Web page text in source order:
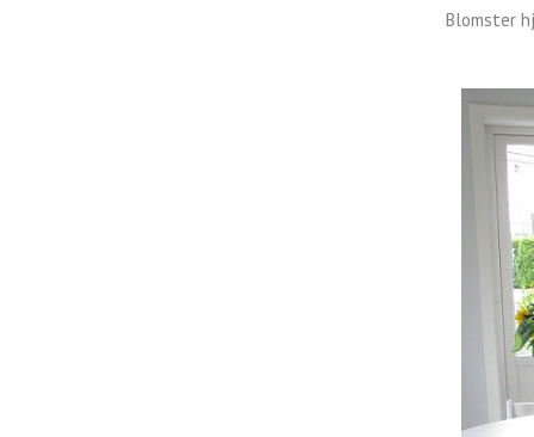
Blomster